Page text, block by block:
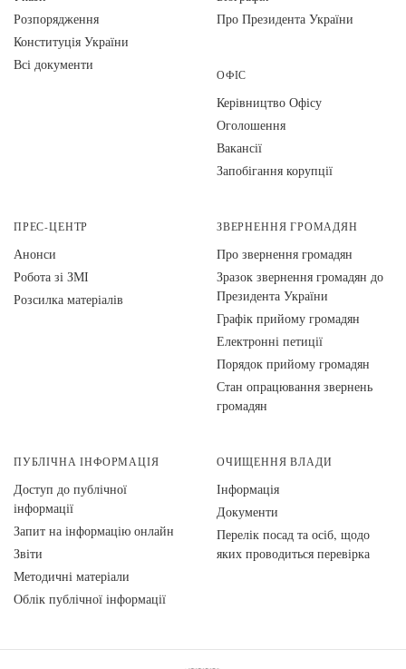
Розпорядження
Конституція України
Всі документи
Про Президента України
ОФІС
Керівництво Офісу
Оголошення
Вакансії
Запобігання корупції
ПРЕС-ЦЕНТР
Анонси
Робота зі ЗМІ
Розсилка матеріалів
ЗВЕРНЕННЯ ГРОМАДЯН
Про звернення громадян
Зразок звернення громадян до
Президента України
Графік прийому громадян
Електронні петиції
Порядок прийому громадян
Стан опрацювання звернень
громадян
ПУБЛІЧНА ІНФОРМАЦІЯ
Доступ до публічної
інформації
Запит на інформацію онлайн
Звіти
Методичні матеріали
Облік публічної інформації
ОЧИЩЕННЯ ВЛАДИ
Інформація
Документи
Перелік посад та осіб, щодо
яких проводиться перевірка